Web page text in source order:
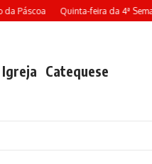
Páscoa Quinta-feira da 4ª
Catequese